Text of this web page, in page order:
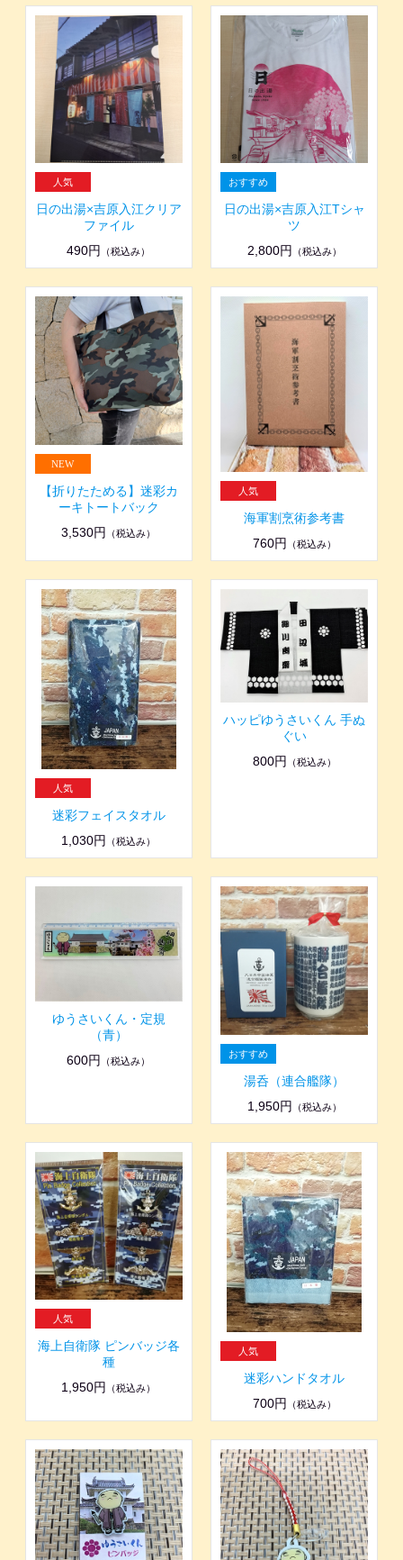
日の出湯×吉原入江クリア
ファイル
490円
（税込み）
日の出湯×吉原入江Tシャ
ツ
2,800円
（税込み）
【折りたためる】迷彩カ
ーキトートバック
3,530円
（税込み）
海軍割烹術参考書
760円
（税込み）
迷彩フェイスタオル
1,030円
（税込み）
ハッピゆうさいくん 手ぬ
ぐい
800円
（税込み）
ゆうさいくん・定規
（青）
600円
（税込み）
湯呑（連合艦隊）
1,950円
（税込み）
海上自衛隊 ピンバッジ各
種
1,950円
（税込み）
迷彩ハンドタオル
700円
（税込み）